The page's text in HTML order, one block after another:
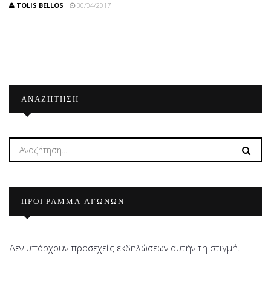
TOLIS BELLOS 30/04/2017
ΑΝΑΖΉΤΗΣΗ
ΠΡΟΓΡΑΜΜΑ ΑΓΩΝΩΝ
Δεν υπάρχουν προσεχείς εκδηλώσεων αυτήν τη στιγμή.